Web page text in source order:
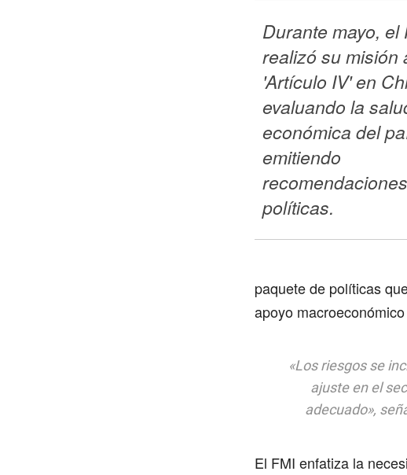
Durante mayo, el
realizó su misión
'Artículo IV' en
evaluando la
económica del
emitiendo
recomendaciones
políticas.
paquete de políticas
apoyo
«Los riesgos se
ajuste en el
adecuado»,
El FMI enfatiza la